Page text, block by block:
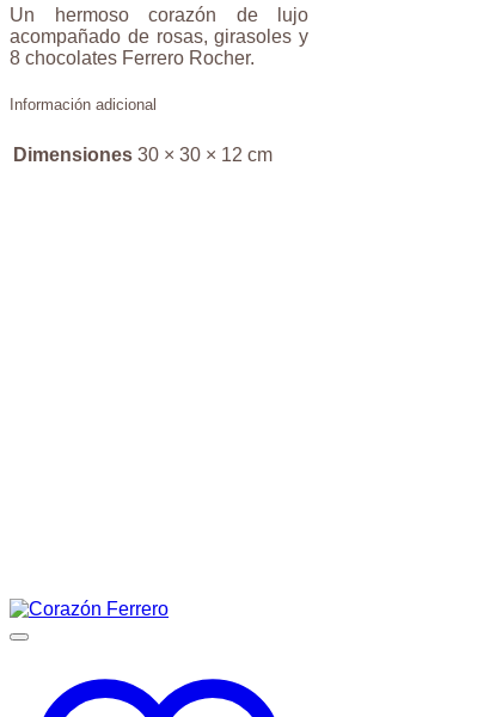
Un hermoso corazón de lujo
acompañado de rosas, girasoles y
8 chocolates Ferrero Rocher.
Información adicional
Dimensiones 30 × 30 × 12 cm